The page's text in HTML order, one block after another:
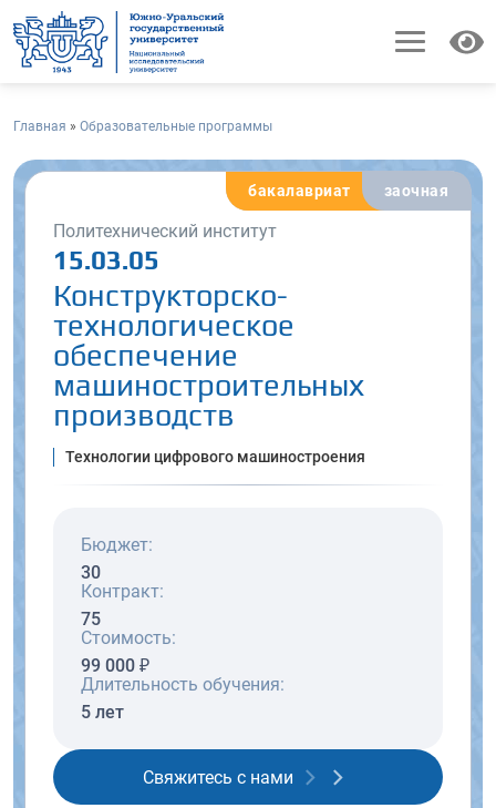
Главная » Образовательные программы
бакалавриат заочная
Политехнический институт
15.03.05
Конструкторско-
технологическое
обеспечение
машиностроительных
производств
Технологии цифрового машиностроения
Бюджет:
30
Контракт:
75
Стоимость:
99 000 ₽
Длительность обучения:
5 лет
Свяжитесь с нами